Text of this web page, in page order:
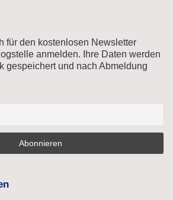
für den kostenlosen Newsletter
anmelden. Ihre Daten werden
gespeichert und nach Abmeldung